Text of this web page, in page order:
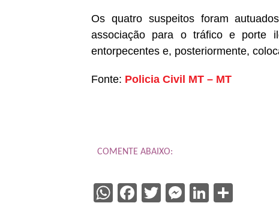
Os quatro suspeitos foram
associação para o tráfico e porte
entorpecentes e, posteriormente,
Fonte: Policia Civil MT – MT
COMENTE ABAIXO:
WhatsApp
Facebook
Twitter
Messenger
LinkedIn